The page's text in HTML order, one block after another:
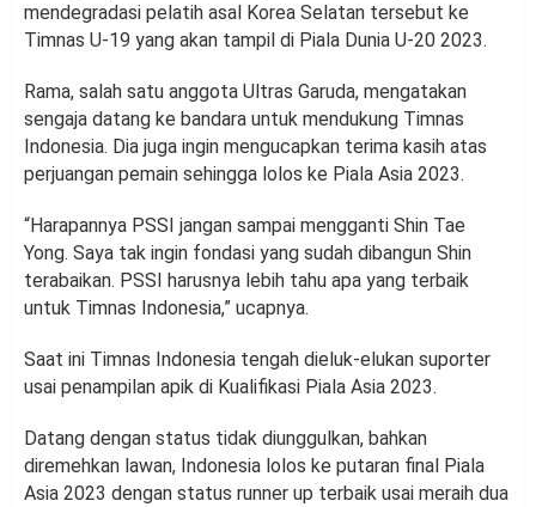
mendegradasi pelatih asal Korea Selatan tersebut ke
Timnas U-19 yang akan tampil di Piala Dunia U-20 2023.
Rama, salah satu anggota Ultras Garuda, mengatakan
sengaja datang ke bandara untuk mendukung Timnas
Indonesia. Dia juga ingin mengucapkan terima kasih atas
perjuangan pemain sehingga lolos ke Piala Asia 2023.
“Harapannya PSSI jangan sampai mengganti Shin Tae
Yong. Saya tak ingin fondasi yang sudah dibangun Shin
terabaikan. PSSI harusnya lebih tahu apa yang terbaik
untuk Timnas Indonesia,” ucapnya.
Saat ini Timnas Indonesia tengah dieluk-elukan suporter
usai penampilan apik di Kualifikasi Piala Asia 2023.
Datang dengan status tidak diunggulkan, bahkan
diremehkan lawan, Indonesia lolos ke putaran final Piala
Asia 2023 dengan status runner up terbaik usai meraih dua